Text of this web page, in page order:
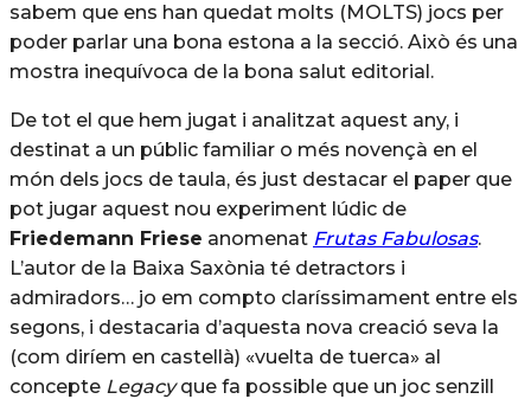
sabem que ens han quedat molts (MOLTS) jocs per
poder parlar una bona estona a la secció. Això és una
mostra inequívoca de la bona salut editorial.
De tot el que hem jugat i analitzat aquest any, i
destinat a un públic familiar o més novençà en el
món dels jocs de taula, és just destacar el paper que
pot jugar aquest nou experiment lúdic de
Friedemann Friese anomenat Frutas Fabulosas.
L’autor de la Baixa Saxònia té detractors i
admiradors… jo em compto claríssimament entre els
segons, i destacaria d’aquesta nova creació seva la
(com diríem en castellà) «vuelta de tuerca» al
concepte Legacyque fa possible que un joc senzill